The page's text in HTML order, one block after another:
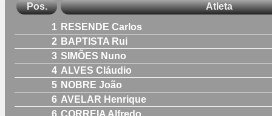
Pos. Atleta
1 RESENDE Carlos
2 BAPTISTA Rui
3 SIMÕES Nuno
4 ALVES Cláudio
5 NOBRE João
6 AVELAR Henrique
6 CORREIA Alfredo